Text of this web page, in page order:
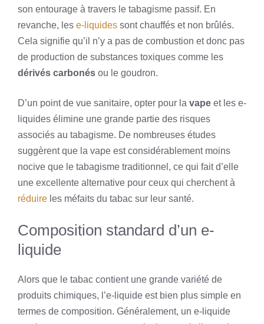
son entourage à travers le tabagisme passif. En
revanche, les e-liquides sont chauffés et non brûlés.
Cela signifie qu’il n’y a pas de combustion et donc pas
de production de substances toxiques comme les
dérivés carbonés ou le goudron.
D’un point de vue sanitaire, opter pour la vape et les e-
liquides élimine une grande partie des risques
associés au tabagisme. De nombreuses études
suggèrent que la vape est considérablement moins
nocive que le tabagisme traditionnel, ce qui fait d’elle
une excellente alternative pour ceux qui cherchent à
réduire les méfaits du tabac sur leur santé.
Composition standard d’un e-
liquide
Alors que le tabac contient une grande variété de
produits chimiques, l’e-liquide est bien plus simple en
termes de composition. Généralement, un e-liquide